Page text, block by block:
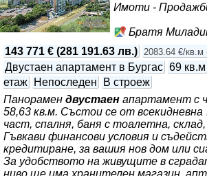
Имоти -
Братя
143 771 € (281 191.63 лв.) 2083.64 €/кв.м
Двустаен апартамент в Бургас 69 кв.м
етаж
Непоследен
В строеж
Панорамен двустаен апартамент с
58,63 кв.м. Състои се от всекидневна
част, спалня, баня с тоалетна,
Гъвкави финансови условия и
кредитиране, за вашия нов дом или
За удобството на живущите в